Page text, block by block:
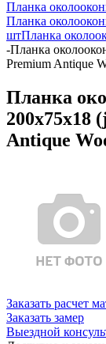
Планка
Планка
штПланка
-Планка
Premium Antique
Планка
200х75х18
Antique
Заказать расчет
Заказать замер
Выездной